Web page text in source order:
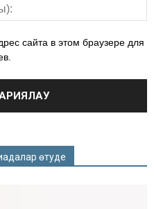
сайта в этом браузере для
өтуде